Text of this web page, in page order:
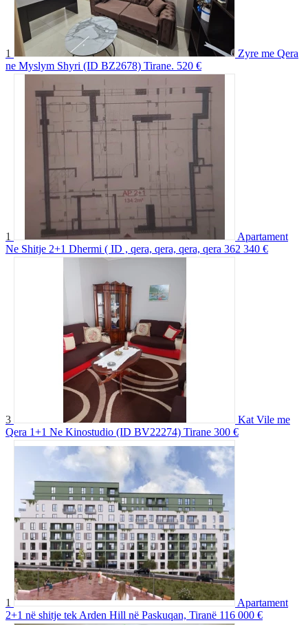
1
Zyre me Qera
ne Myslym Shyri (ID BZ2678) Tirane. 520 €
1
Apartament
Ne Shitje 2+1 Dhermi ( ID , qera, qera, qera, qera 362 340 €
3
Kat Vile me
Qera 1+1 Ne Kinostudio (ID BV22274) Tirane 300 €
1
Apartament
2+1 në shitje tek Arden Hill në Paskuqan, Tiranë 116 000 €